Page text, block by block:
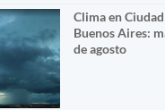
Clima en
Buenos Aires:
de agosto